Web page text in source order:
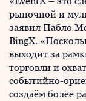
рыночной и
заявил Пабло
BingX.
выходит за
торговли и
событийно-
создаём более